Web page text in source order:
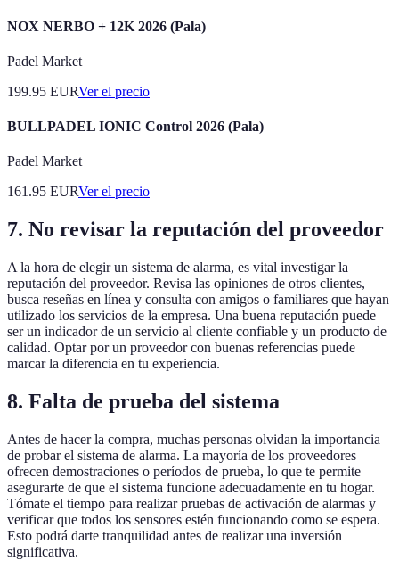
NOX NERBO + 12K 2026 (Pala)
Padel Market
199.95 EURVer el precio
BULLPADEL IONIC Control 2026 (Pala)
Padel Market
161.95 EURVer el precio
7. No revisar la reputación del proveedor
A la hora de elegir un sistema de alarma, es vital investigar la
reputación del proveedor. Revisa las opiniones de otros clientes,
busca reseñas en línea y consulta con amigos o familiares que hayan
utilizado los servicios de la empresa. Una buena reputación puede
ser un indicador de un servicio al cliente confiable y un producto de
calidad. Optar por un proveedor con buenas referencias puede
marcar la diferencia en tu experiencia.
8. Falta de prueba del sistema
Antes de hacer la compra, muchas personas olvidan la importancia
de probar el sistema de alarma. La mayoría de los proveedores
ofrecen demostraciones o períodos de prueba, lo que te permite
asegurarte de que el sistema funcione adecuadamente en tu hogar.
Tómate el tiempo para realizar pruebas de activación de alarmas y
verificar que todos los sensores estén funcionando como se espera.
Esto podrá darte tranquilidad antes de realizar una inversión
significativa.